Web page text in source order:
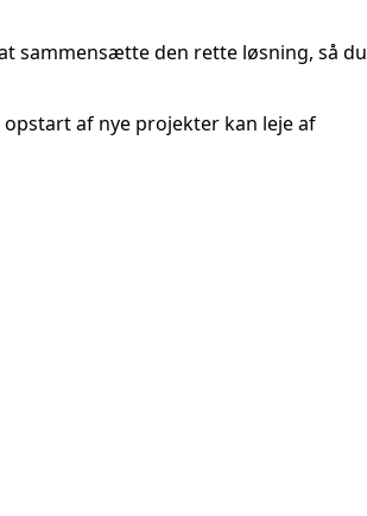
sammensætte den rette løsning, så du
af nye projekter kan leje af